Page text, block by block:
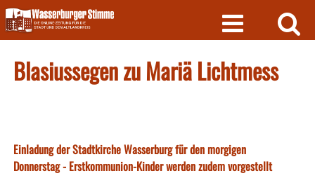
Skip
to
content
Blasiussegen zu Mariä Lichtmess
Einladung der Stadtkirche Wasserburg für den morgigen
Donnerstag - Erstkommunion-Kinder werden zudem vorgestellt